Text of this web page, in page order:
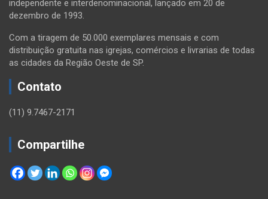
independente e interdenominacional, lançado em 20 de
dezembro de 1993.
Com a tiragem de 50.000 exemplares mensais e com
distribuição gratuita nas igrejas, comércios e livrarias de todas
as cidades da Região Oeste de SP.
Contato
(11) 9.7467-2171
Compartilhe